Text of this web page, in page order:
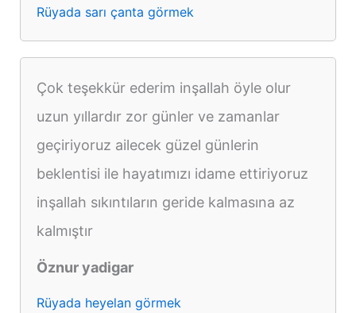
Rüyada sarı çanta görmek
Çok teşekkür ederim inşallah öyle olur
uzun yıllardır zor günler ve zamanlar
geçiriyoruz ailecek güzel günlerin
beklentisi ile hayatımızı idame ettiriyoruz
inşallah sıkıntıların geride kalmasına az
kalmıştır
Öznur yadigar
Rüyada heyelan görmek